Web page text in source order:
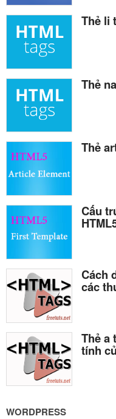
Thẻ li
Thẻ
Thẻ
Cấu
Cách
các
Thẻ a
tính
WORDPRESS